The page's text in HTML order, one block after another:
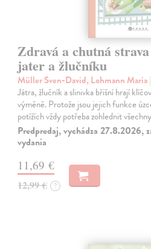
Zdravá a chutná
jater a žlučníku
Müller Sven-David, Lohmann Maria
Játra, žlučník a slinivka břišní hrají
výměně. Protože jsou jejich funkce
potížích vždy potřeba zohlednit
Predpredaj, vychádza 27.8.2026,
vydania
11,69 €
12,99 € ?